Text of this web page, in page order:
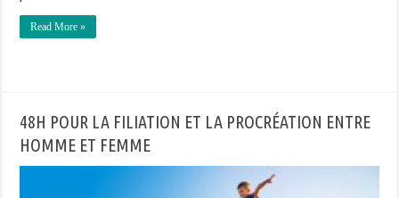
Read More »
48H POUR LA FILIATION ET LA PROCRÉATION ENTRE
HOMME ET FEMME